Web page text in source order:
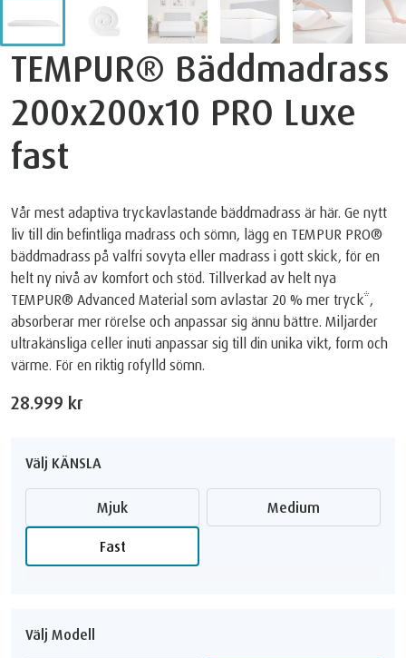
TEMPUR® Bäddmadrass
200x200x10 PRO Luxe
fast
Vår mest adaptiva tryckavlastande bäddmadrass är här. Ge nytt
liv till din befintliga madrass och sömn, lägg en TEMPUR PRO®
bäddmadrass på valfri sovyta eller madrass i gott skick, för en
helt ny nivå av komfort och stöd. Tillverkad av helt nya
TEMPUR® Advanced Material som avlastar 20 % mer tryck*,
absorberar mer rörelse och anpassar sig ännu bättre. Miljarder
ultrakänsliga celler inuti anpassar sig till din unika vikt, form och
värme. För en riktig rofylld sömn.
28.999 kr
Välj KÄNSLA
Mjuk Medium
Fast
Välj Modell